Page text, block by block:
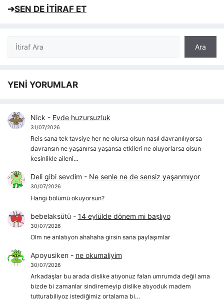
➔SEN DE İTİRAF ET
Ara
Ara
YENİ YORUMLAR
Nick - Evde huzursuzluk
31/07/2026
Reis sana tek tavsiye her ne olursa olsun nasıl davranılıyorsa
davransın ne yaşanırsa yaşansa etkileri ne oluyorlarsa olsun
kesinlikle aileni…
Deli gibi sevdim - Ne senle ne de sensiz yaşanmıyor
30/07/2026
Hangi bölümü okuyorsun?
bebelaksütü - 14 eylülde dönem mi başlıyo
30/07/2026
Olm ne anlatıyon ahahaha girsin sana paylaşımlar
Apoyusiken- ne okumaliyim
30/07/2026
Arkadaşlar bu arada dislike atıyonuz falan umrumda değil ama
bizde bi zamanlar sindiremeyip dislike atıyoduk madem
tutturabiliyoz istediğimiz ortalama bi…